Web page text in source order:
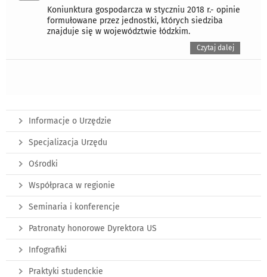
Koniunktura gospodarcza w styczniu 2018 r.- opinie
formułowane przez jednostki, których siedziba
znajduje się w województwie łódzkim.
Czytaj dalej
Informacje o Urzędzie
Specjalizacja Urzędu
Ośrodki
Współpraca w regionie
Seminaria i konferencje
Patronaty honorowe Dyrektora US
Infografiki
Praktyki studenckie